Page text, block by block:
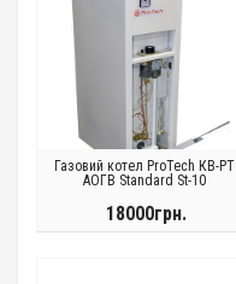
Газовий котел ProTech КВ-РТ
АОГВ Standard St-10
18000грн.